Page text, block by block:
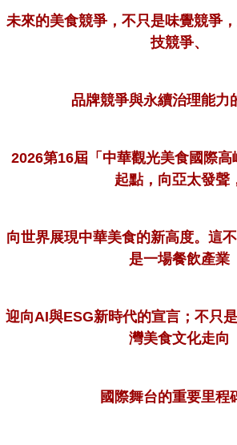
未來的美食競爭，不只是味覺競爭
技競爭、
品牌競爭與永續治理能力
2026第16屆「中華觀光美食國際
起點，向亞太發聲
向世界展現中華美食的新高度。這
是一場餐飲產業
迎向AI與ESG新時代的宣言；不只
灣美食文化走向
國際舞台的重要里程